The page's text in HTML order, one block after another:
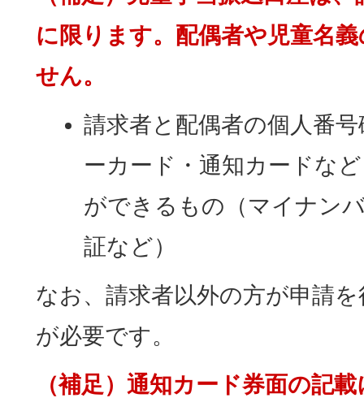
に限ります。配偶者や児童名
せん。
請求者と配偶者の個人番
ーカード・通知カードな
ができるもの（マイナン
証など）
なお、請求者以外の方が申請
が必要です。
（補足）通知カード券面の記